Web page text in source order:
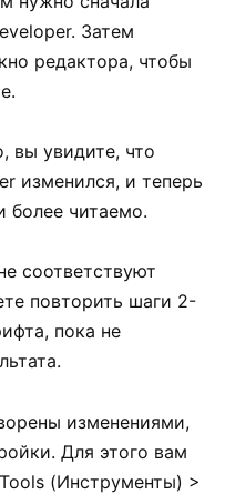
Затем
редактора, чтобы
вы увидите, что
изменился, и теперь
более читаемо.
соответствуют
повторить шаги 2-
пока не
изменениями,
Для этого вам
(Инструменты) >